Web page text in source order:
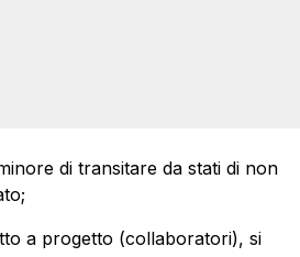
di transitare da stati di non
a progetto (collaboratori), si